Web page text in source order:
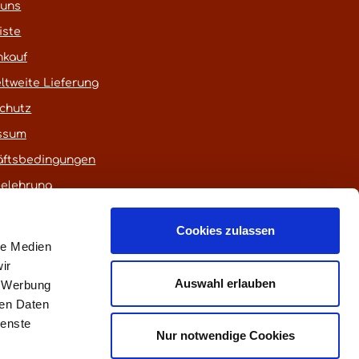
Medien
Daten
Cookies zulassen
Auswahl erlauben
Nur notwendige Cookies
Lieferung